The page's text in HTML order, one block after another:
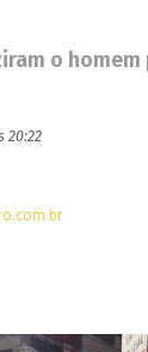
o homem
20:22